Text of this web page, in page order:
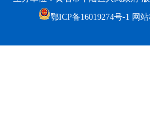
鄂ICP备16019274号-1 网